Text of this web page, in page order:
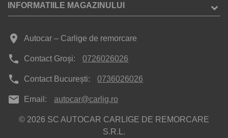
INFORMATIILE MAGAZINULUI
place Autocar – Carlige de remorcare
phone Contact Groși: 0726026026
phone Contact București: 0736026026
mail Email: autocar@carlig.ro
© 2026 SC AUTOCAR CARLIGE DE REMORCARE
S.R.L.